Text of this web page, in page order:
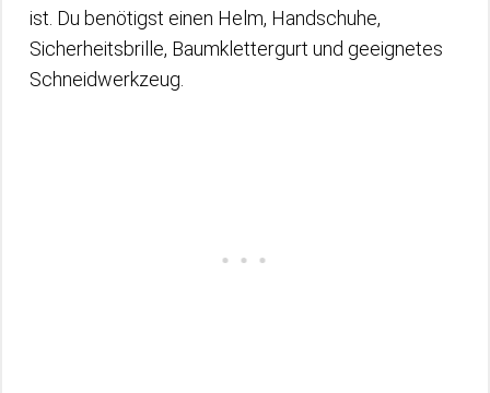
ist. Du benötigst einen Helm, Handschuhe,
Sicherheitsbrille, Baumklettergurt und geeignetes
Schneidwerkzeug.